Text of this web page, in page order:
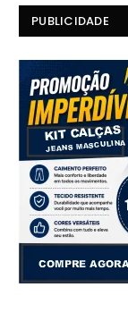
PUBLICIDADE